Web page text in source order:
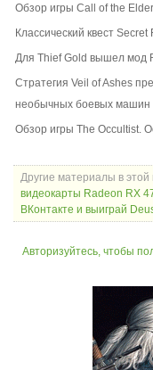
Обзор игры Call of the
Классический квест
Для Thief Gold вышел мод
Стратегия Veil of Ashes
необычных боевых машин
Обзор игры The Occultist.
Другие материалы в этой
видеокарты Radeon RX
ВКонтакте и выиграй
Авторизуйтесь, чтобы